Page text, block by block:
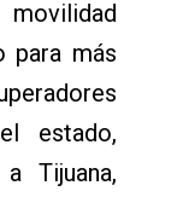
para más
estado,
Tijuana,